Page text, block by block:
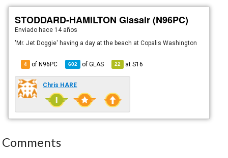
STODDARD-HAMILTON Glasair (N96PC)
Enviado hace 14 años
'Mr. Jet Doggie' having a day at the beach at Copalis Washington
4 of N96PC 602 ofGLAS 22 atS16
Chris HARE
Comments